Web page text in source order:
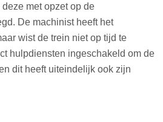
met opzet op de
De machinist heeft het
wist de trein niet op tijd te
hulpdiensten ingeschakeld om de
dit heeft uiteindelijk ook zijn